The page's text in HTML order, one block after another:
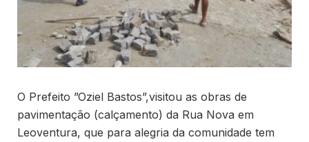
O Prefeito ”Oziel Bastos”,visitou as obras de
pavimentação (calçamento) da Rua Nova em
Leoventura, que para alegria da comunidade tem